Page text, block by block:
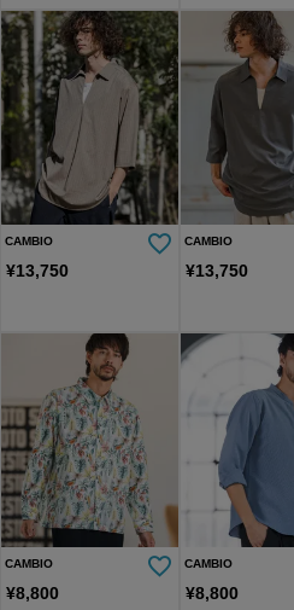
CAMBIO
¥13,750
CAMBIO
¥13,750
CAMBIO
¥8,800
CAMBIO
¥8,800